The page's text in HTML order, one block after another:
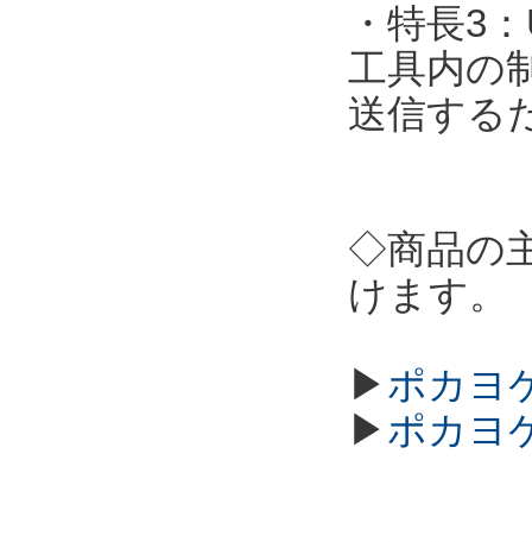
・特長3
工具内の
送信する
◇商品の
けます。
▶ポカヨ
▶ポカヨ